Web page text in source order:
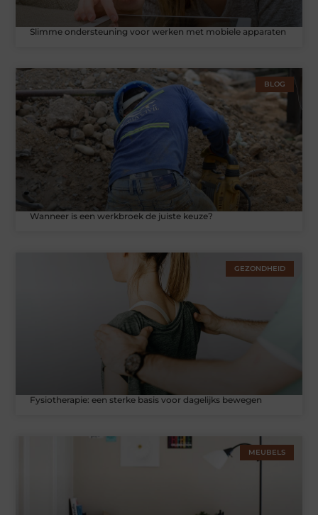
Slimme ondersteuning voor werken met mobiele apparaten
BLOG
Wanneer is een werkbroek de juiste keuze?
GEZONDHEID
Fysiotherapie: een sterke basis voor dagelijks bewegen
MEUBELS